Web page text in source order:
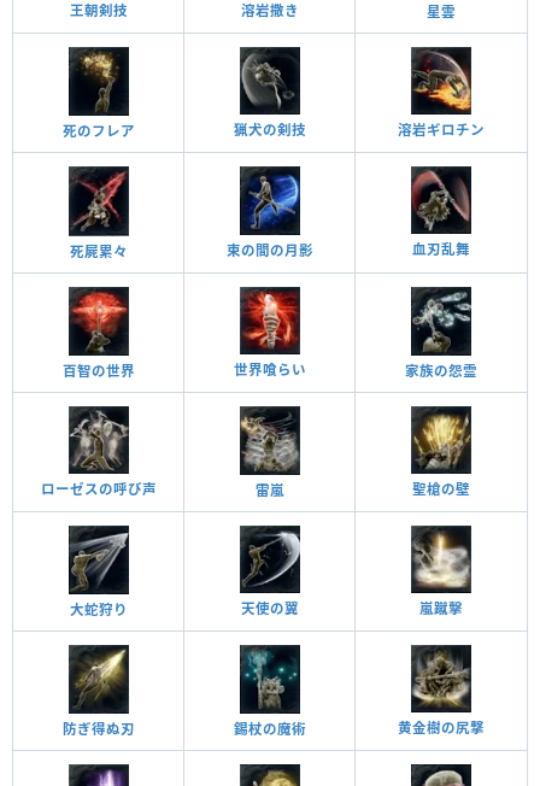
王朝剣技 溶岩撒き 星雲
死のフレア 猟犬の剣技 溶岩ギロチン
死屍累々 束の間の月影 血刃乱舞
百智の世界 世界喰らい 家族の怨霊
ローゼスの呼び声 雷嵐 聖槍の壁
大蛇狩り 天使の翼 嵐蹴擊
防ぎ得ぬ刃 錫杖の魔術 黄金樹の尻撃